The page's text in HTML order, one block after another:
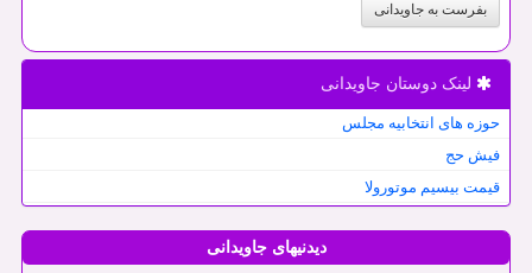
بفرست به جاویدانی
لینک دوستان جاویدانی
حوزه های انتخابیه مجلس
فیش حج
قیمت بیسیم موتورولا
دیدنیهای جاویدانی